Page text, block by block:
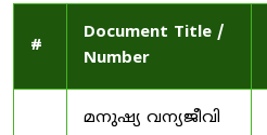
#
Document Title /
Number
മനുഷ്യ വന്യജീവി